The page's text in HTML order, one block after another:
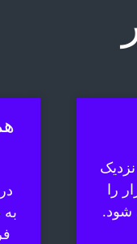
را
می شود.